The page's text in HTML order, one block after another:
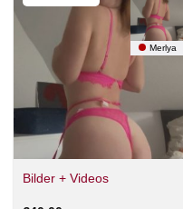
Merlya
Bilder + Videos